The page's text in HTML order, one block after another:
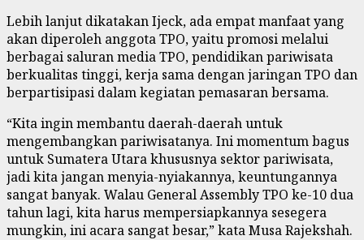
Lebih lanjut dikatakan Ijeck, ada empat manfaat yang
akan diperoleh anggota TPO, yaitu promosi melalui
berbagai saluran media TPO, pendidikan pariwisata
berkualitas tinggi, kerja sama dengan jaringan TPO dan
berpartisipasi dalam kegiatan pemasaran bersama.
“Kita ingin membantu daerah-daerah untuk
mengembangkan pariwisatanya. Ini momentum bagus
untuk Sumatera Utara khususnya sektor pariwisata,
jadi kita jangan menyia-nyiakannya, keuntungannya
sangat banyak. Walau General Assembly TPO ke-10 dua
tahun lagi, kita harus mempersiapkannya sesegera
mungkin, ini acara sangat besar,” kata Musa Rajekshah.